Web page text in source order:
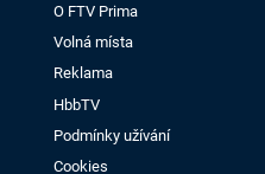
O FTV Prima
Volná místa
Reklama
HbbTV
Podmínky užívání
Cookies